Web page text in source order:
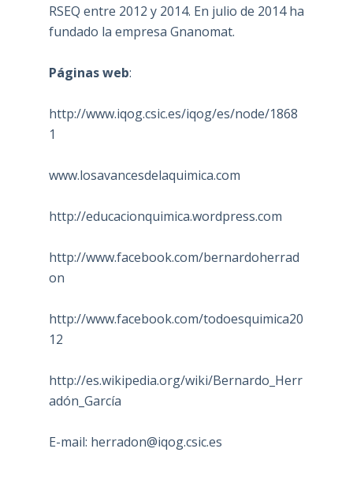
RSEQ entre 2012 y 2014. En julio de 2014 ha
fundado la empresa Gnanomat.
Páginas web:
http://www.iqog.csic.es/iqog/es/node/1868
1
www.losavancesdelaquimica.com
http://educacionquimica.wordpress.com
http://www.facebook.com/bernardoherrad
on
http://www.facebook.com/todoesquimica20
12
http://es.wikipedia.org/wiki/Bernardo_Herr
adón_García
E-mail: herradon@iqog.csic.es